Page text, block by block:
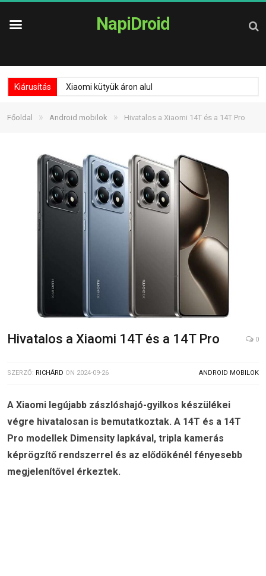
NapiDroid
Kiárusítás Xiaomi kütyük áron alul
Főoldal » Android mobilok » Hivatalos a Xiaomi 14T és a 14T Pro
Hivatalos a Xiaomi 14T és a 14T Pro 0
SZERZŐ: RICHÁRD ON 2024-09-26 ANDROID MOBILOK
A Xiaomi legújabb zászlóshajó-gyilkos készülékei
végre hivatalosan is bemutatkoztak. A 14T és a 14T
Pro modellek Dimensity lapkával, tripla kamerás
képrögzítő rendszerrel és az elődökénél fényesebb
megjelenítővel érkeztek.